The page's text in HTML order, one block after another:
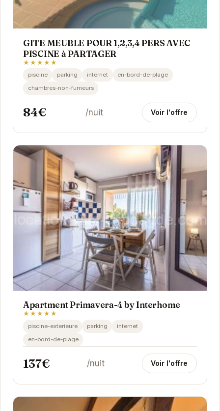
GITE MEUBLE POUR 1,2,3,4 PERS AVEC
PISCINE à PARTAGER
★★★★★
piscine parking internet
en-bord-de-plage
chambres-non-fumeurs
84€ /nuit Voir l'offre
Apartment Primavera-4 by Interhome
★★★★★
piscine-exterieure parking
internet
en-bord-de-plage
137€ /nuit Voir l'offre